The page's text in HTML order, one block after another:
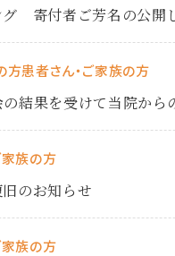
グ 寄付者ご芳名の公開
方患者さん・ご家族の方
結果を受けて当院から
家族の方
のお知らせ
家族の方